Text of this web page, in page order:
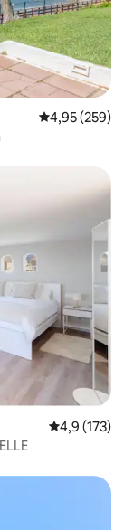
Priemerné
4,95 (259)
Priemerné
4,9 (173)